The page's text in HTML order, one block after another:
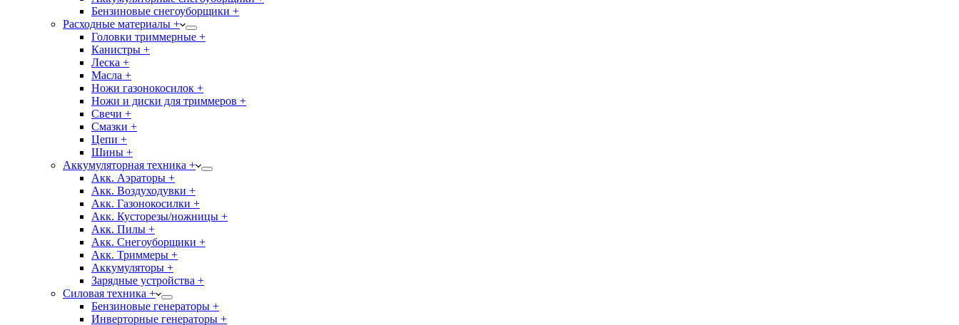
Бензиновые снегоуборщики +
Расходные материалы +
Головки триммерные +
Канистры +
Леска +
Масла +
Ножи газонокосилок +
Ножи и диски для триммеров +
Свечи +
Смазки +
Цепи +
Шины +
Аккумуляторная техника +
Акк. Аэраторы +
Акк. Воздуходувки +
Акк. Газонокосилки +
Акк. Кусторезы/ножницы +
Акк. Пилы +
Акк. Снегоуборщики +
Акк. Триммеры +
Аккумуляторы +
Зарядные устройства +
Силовая техника +
Бензиновые генераторы +
Инверторные генераторы +